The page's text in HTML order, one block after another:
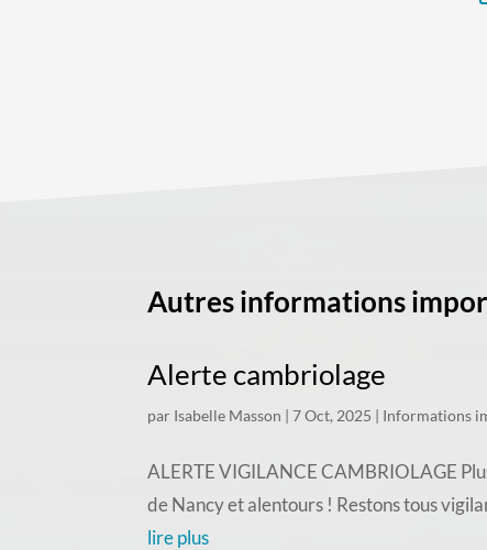
Autres informations
Alerte cambriolage
par Isabelle Masson |7 Oct, 2025 | Informations
ALERTE VIGILANCE CAMBRIOLAGE
de Nancy et alentours ! Restons tous
lire plus